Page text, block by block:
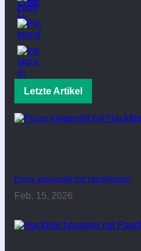
Letzte Artikel
Pizza eingerollt mit Hackfleisch
Feb. 15, 2026